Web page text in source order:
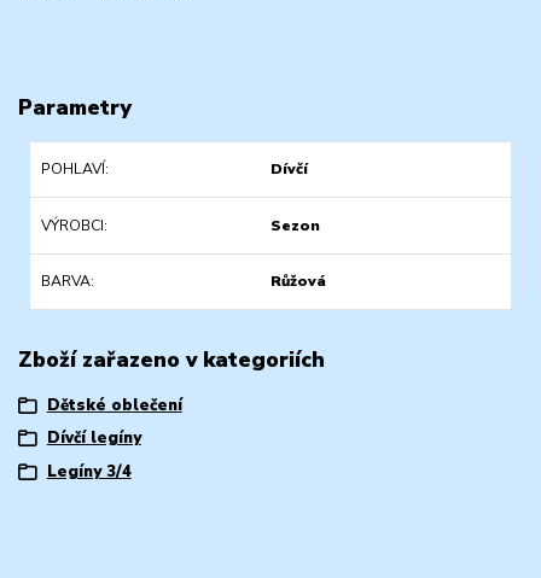
Parametry
POHLAVÍ Dívčí
VÝROBCI Sezon
BARVA Růžová
Zboží zařazeno v kategoriích
Dětské oblečení
Dívčí legíny
Legíny 3/4